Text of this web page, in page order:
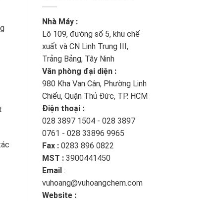
Nhà Máy :
Lô 109, đường số 5, khu chế
xuất và CN Linh Trung III,
Trảng Bảng, Tây Ninh
Văn phòng đại diện :
980 Kha Vạn Cận, Phường Linh
Chiểu, Quận Thủ Đức, TP. HCM
Điện thoại :
028 3897 1504 - 028 3897
0761 - 028 33896 9965
Fax : 0283 896 0822
MST : 3900441450
Email :
vuhoang@vuhoangchem.com
Website :